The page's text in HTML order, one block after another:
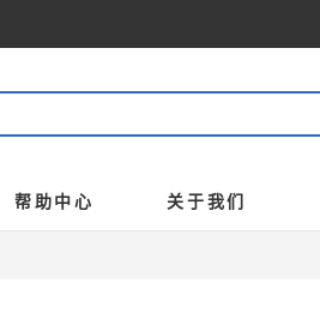
帮助中心 关于我们